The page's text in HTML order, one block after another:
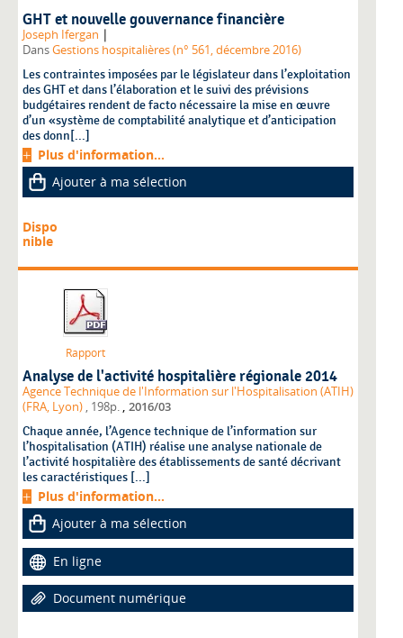
GHT et nouvelle gouvernance financière
Joseph Ifergan |
DansGestions hospitalières (n° 561, décembre 2016)
Les contraintes imposées par le législateur dans l’exploitation
des GHT et dans l’élaboration et le suivi des prévisions
budgétaires rendent de facto nécessaire la mise en œuvre
d’un «système de comptabilité analytique et d’anticipation
des donn[...]
Plus d'information...
Ajouter à ma sélection
Dispo
nible
Rapport
Analyse de l'activité hospitalière régionale 2014
Agence Technique de l'Information sur l'Hospitalisation (ATIH)
(FRA, Lyon) , 198p. , 2016/03
Chaque année, l’Agence technique de l’information sur
l’hospitalisation (ATIH) réalise une analyse nationale de
l’activité hospitalière des établissements de santé décrivant
les caractéristiques [...]
Plus d'information...
Ajouter à ma sélection
En ligne
Document numérique